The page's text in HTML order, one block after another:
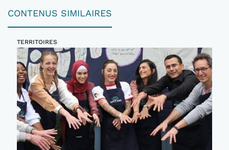
CONTENUS SIMILAIRES
TERRITOIRES